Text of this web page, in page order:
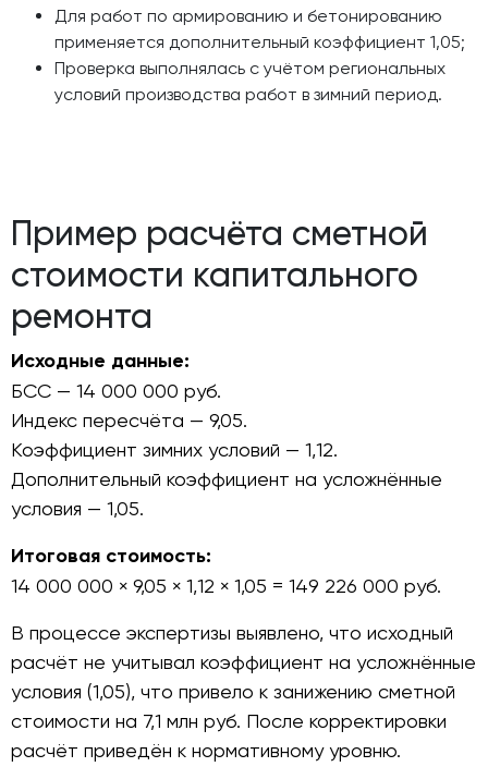
Для работ по армированию и бетонированию
применяется дополнительный коэффициент 1,05;
Проверка выполнялась с учётом региональных
условий производства работ в зимний период.
Пример расчёта сметной
стоимости капитального
ремонта
Исходные данные:
БСС — 14 000 000 руб.
Индекс пересчёта — 9,05.
Коэффициент зимних условий — 1,12.
Дополнительный коэффициент на усложнённые
условия — 1,05.
Итоговая стоимость:
14 000 000 × 9,05 × 1,12 × 1,05 = 149 226 000 руб.
В процессе экспертизы выявлено, что исходный
расчёт не учитывал коэффициент на усложнённые
условия (1,05), что привело к занижению сметной
стоимости на 7,1 млн руб. После корректировки
расчёт приведён к нормативному уровню.